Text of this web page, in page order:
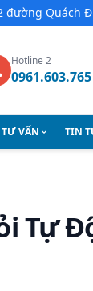
đường Quách
Hotline 2
0961.603.765
TƯ VẤN TIN
Tự